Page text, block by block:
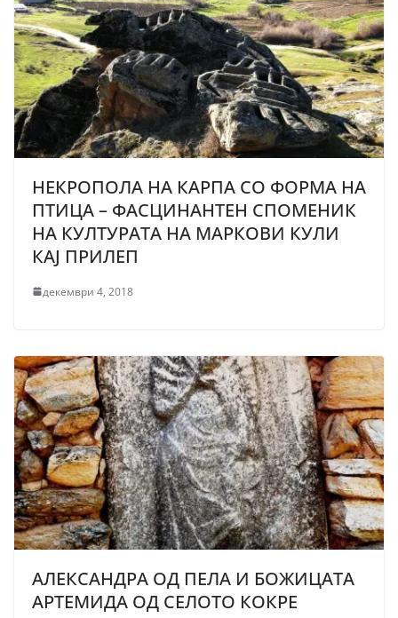
НЕКРОПОЛА НА КАРПА СО ФОРМА НА
ПТИЦА – ФАСЦИНАНТЕН СПОМЕНИК
НА КУЛТУРАТА НА МАРКОВИ КУЛИ
КАЈ ПРИЛЕП
декември 4, 2018
АЛЕКСАНДРА ОД ПЕЛА И БОЖИЦАТА
АРТЕМИДА ОД СЕЛОТО КОКРЕ